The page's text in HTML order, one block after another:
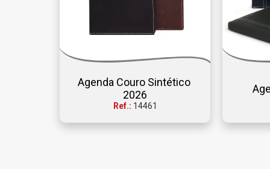
Agenda Couro Sintético
2026
Ref.: 14461